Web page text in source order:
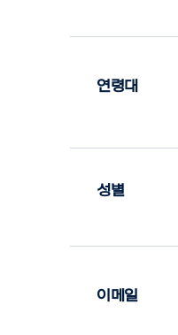
연령대
성별
이메일